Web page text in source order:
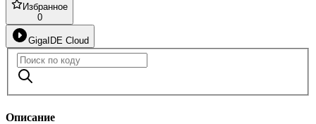
Избранное
0
GigaIDE Cloud
Описание